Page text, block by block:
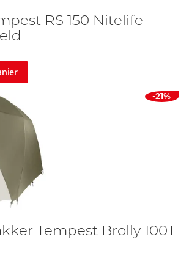
RS 150 Nitelife
-21%
Tempest Brolly 100T